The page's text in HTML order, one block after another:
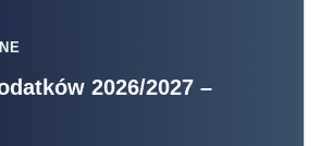
2026/2027 –